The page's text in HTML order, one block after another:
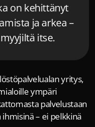
on kehittänyt
ja arkea –
itse.
yritys,
ympäri
palvelustaan
– ei pelkkinä